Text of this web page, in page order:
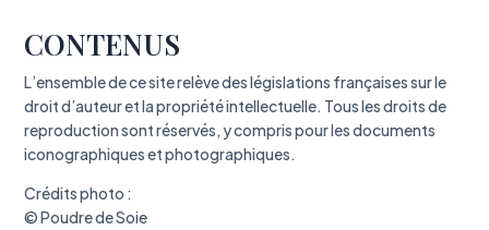
CONTENUS
L’ensemble de ce site relève des législations françaises sur le
droit d’auteur et la propriété intellectuelle. Tous les droits de
reproduction sont réservés, y compris pour les documents
iconographiques et photographiques.
Crédits photo :
© Poudre de Soie